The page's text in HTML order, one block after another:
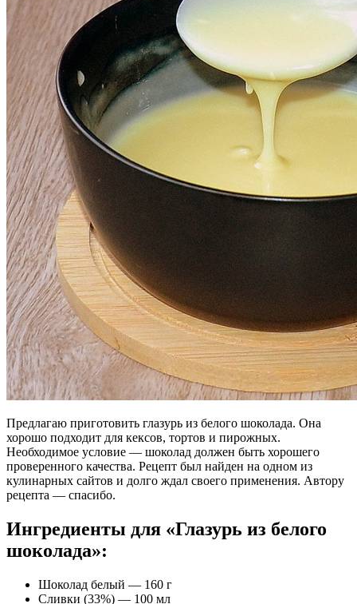
Предлагаю приготовить глазурь из белого шоколада. Она
хорошо подходит для кексов, тортов и пирожных.
Необходимое условие — шоколад должен быть хорошего
проверенного качества. Рецепт был найден на одном из
кулинарных сайтов и долго ждал своего применения. Автору
рецепта — спасибо.
Ингредиенты для «Глазурь из белого
шоколада»:
Шоколад белый — 160 г
Сливки (33%) — 100 мл